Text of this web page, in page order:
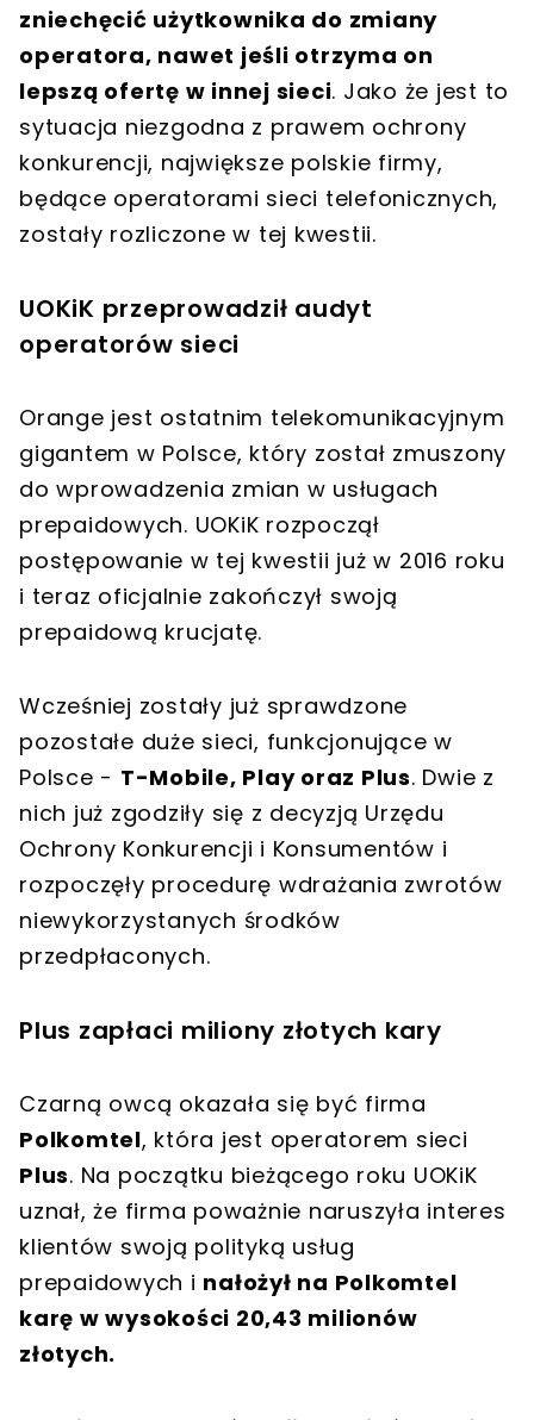
zniechęcić użytkownika do zmiany
operatora, nawet jeśli otrzyma on
lepszą ofertę w innej sieci. Jako że jest to
sytuacja niezgodna z prawem ochrony
konkurencji, największe polskie firmy,
będące operatorami sieci telefonicznych,
zostały rozliczone w tej kwestii.
UOKiK przeprowadził audyt
operatorów sieci
Orange jest ostatnim telekomunikacyjnym
gigantem w Polsce, który został zmuszony
do wprowadzenia zmian w usługach
prepaidowych. UOKiK rozpoczął
postępowanie w tej kwestii już w 2016 roku
i teraz oficjalnie zakończył swoją
prepaidową krucjatę.
Wcześniej zostały już sprawdzone
pozostałe duże sieci, funkcjonujące w
Polsce - T-Mobile, Play oraz Plus. Dwie z
nich już zgodziły się z decyzją Urzędu
Ochrony Konkurencji i Konsumentów i
rozpoczęły procedurę wdrażania zwrotów
niewykorzystanych środków
przedpłaconych.
Plus zapłaci miliony złotych kary
Czarną owcą okazała się być firma
Polkomtel, która jest operatorem sieci
Plus. Na początku bieżącego roku UOKiK
uznał, że firma poważnie naruszyła interes
klientów swoją polityką usług
prepaidowych i nałożył na Polkomtel
karę w wysokości 20,43 milionów
złotych.